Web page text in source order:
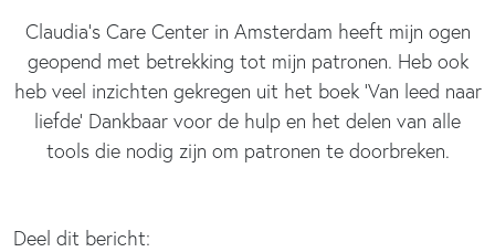
Claudia’s Care Center in Amsterdam heeft mijn ogen
geopend met betrekking tot mijn patronen. Heb ook
heb veel inzichten gekregen uit het boek ‘Van leed naar
liefde’ Dankbaar voor de hulp en het delen van alle
tools die nodig zijn om patronen te doorbreken.
Deel dit bericht: